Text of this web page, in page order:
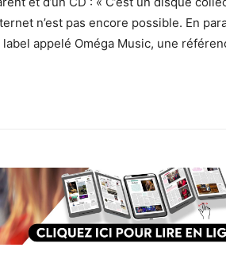
n’est pas encore possible. En
appelé Oméga Music, une